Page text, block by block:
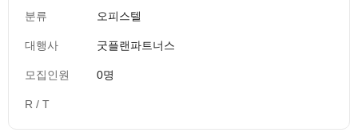
분류 오피스텔
대행사 굿플랜파트너스
모집인원 0명
R / T